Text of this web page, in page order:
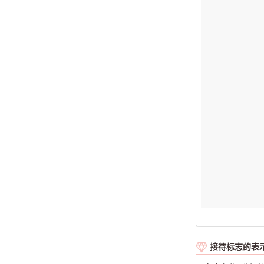
接待标志的表